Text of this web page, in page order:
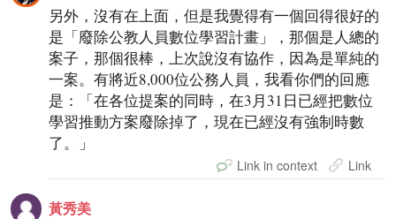
另外，沒有在上面，但是我覺得有一個回得很好的
是「廢除公教人員數位學習計畫」，那個是人總的
案子，那個很棒，上次說沒有協作，因為是單純的
一案。有將近8,000位公務人員，我看你們的回應
是：「在各位提案的同時，在3月31日已經把數位
學習推動方案廢除掉了，現在已經沒有強制時數
了。」
Link in context Link
黃秀美